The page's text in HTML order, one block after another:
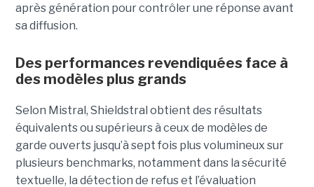
après génération pour contrôler une réponse avant
sa diffusion.
Des performances revendiquées face à
des modèles plus grands
Selon Mistral, Shieldstral obtient des résultats
équivalents ou supérieurs à ceux de modèles de
garde ouverts jusqu’à sept fois plus volumineux sur
plusieurs benchmarks, notamment dans la sécurité
textuelle, la détection de refus et l’évaluation